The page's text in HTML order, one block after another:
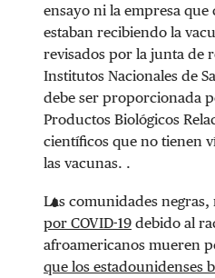
ensayo ni la empresa
estaban recibiendo la
revisados ​​por la junta de
Institutos Nacionales de
debe ser proporcionada
Productos Biológicos
científicos que no tienen
las vacunas. .
Las comunidades
por COVID-19 debido al
afroamericanos mueren
que los estadounidenses